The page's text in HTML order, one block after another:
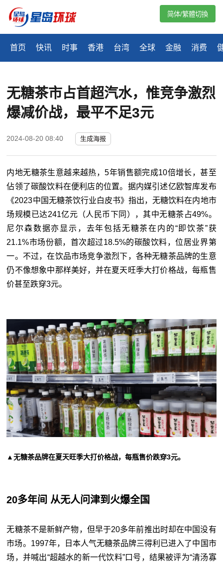
首页 快讯 时事 香港 台湾 全球 金融 消费
简体/繁體切換
无糖茶市占首超汽水，惟竞争激烈
爆减价战，最平不足3元
2024-08-20 08:40 生成海报
内地无糖茶生意越来越热，5年销售额完成10倍增长，甚至
佔领了碳酸饮料在便利店的位置。据内媒引述亿欧智库发布
《2023中国无糖茶饮行业白皮书》指出，无糖饮料在内地市
场规模已达241亿元（人民币下同），其中无糖茶占49%。
尼尔森数据亦显示，去年包括无糖茶在内的“即饮茶”获
21.1%市场份额，首次超过18.5%的碳酸饮料，位居业界第
一。不过，在饮品市场竞争激烈下，各种无糖茶品牌的生意
仍不像想象中那样美好，并在夏天旺季大打价格战，每瓶售
价甚至跌穿3元。
▲无糖茶品牌在夏天旺季大打价格战，每瓶售价跌穿3元。
20多年间 从无人问津到火爆全国
无糖茶不是新鲜产物，但早于20多年前推出时却在中国没有
市场。1997年，日本人气无糖茶品牌三得利已进入了中国市
场，并喊出“超越水的新一代饮料”口号，结果被评为“清汤寡